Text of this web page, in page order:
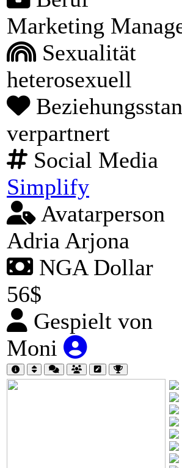
Marketing
Sexualität
heterosexuell
verpartnert
Social Media
Simplify
Avatarperson
Adria Arjona
NGA Dollar
56$
Gespielt von
Moni